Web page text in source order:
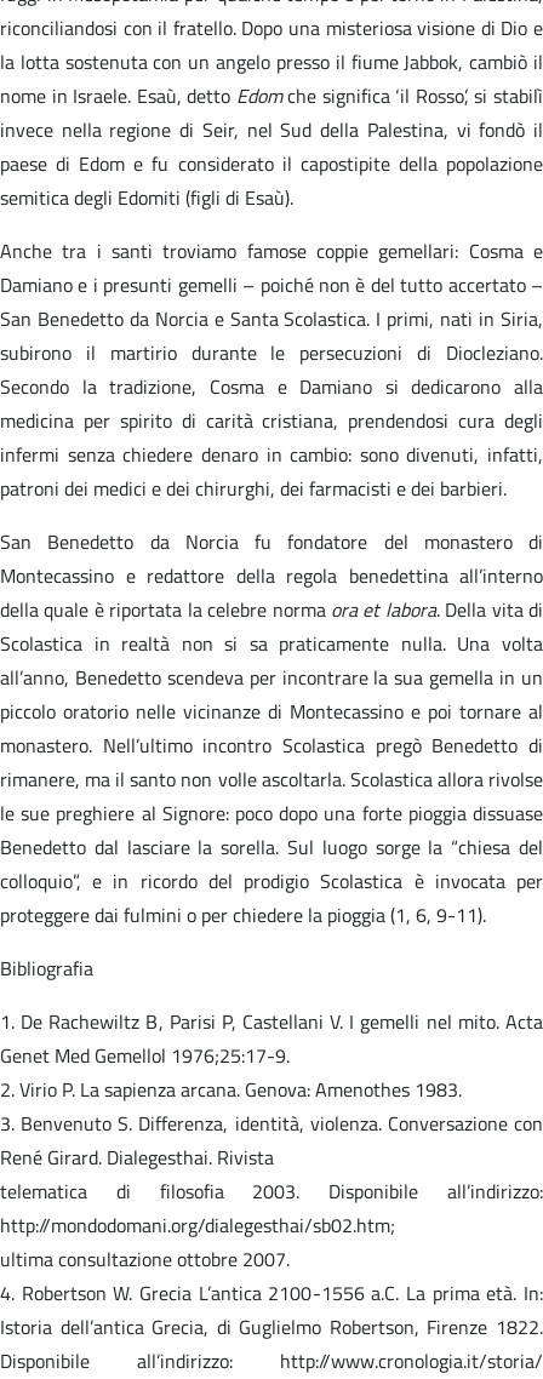
riconciliandosi con il fratello. Dopo una misteriosa visione di Dio e
la lotta sostenuta con un angelo presso il fiume Jabbok, cambiò il
nome in Israele. Esaù, detto Edomche significa ‘il Rosso’, si stabilì
invece nella regione di Seir, nel Sud della Palestina, vi fondò il
paese di Edom e fu considerato il capostipite della popolazione
semitica degli Edomiti (figli di Esaù).
Anche tra i santi troviamo famose coppie gemellari: Cosma e
Damiano e i presunti gemelli – poiché non è del tutto accertato –
San Benedetto da Norcia e Santa Scolastica. I primi, nati in Siria,
subirono il martirio durante le persecuzioni di Diocleziano.
Secondo la tradizione, Cosma e Damiano si dedicarono alla
medicina per spirito di carità cristiana, prendendosi cura degli
infermi senza chiedere denaro in cambio: sono divenuti, infatti,
patroni dei medici e dei chirurghi, dei farmacisti e dei barbieri.
San Benedetto da Norcia fu fondatore del monastero di
Montecassino e redattore della regola benedettina all’interno
della quale è riportata la celebre norma ora et labora. Della vita di
Scolastica in realtà non si sa praticamente nulla. Una volta
all’anno, Benedetto scendeva per incontrare la sua gemella in un
piccolo oratorio nelle vicinanze di Montecassino e poi tornare al
monastero. Nell’ultimo incontro Scolastica pregò Benedetto di
rimanere, ma il santo non volle ascoltarla. Scolastica allora rivolse
le sue preghiere al Signore: poco dopo una forte pioggia dissuase
Benedetto dal lasciare la sorella. Sul luogo sorge la “chiesa del
colloquio”, e in ricordo del prodigio Scolastica è invocata per
proteggere dai fulmini o per chiedere la pioggia (1, 6, 9-11).
Bibliografia
1. De Rachewiltz B, Parisi P, Castellani V. I gemelli nel mito. Acta
Genet Med Gemellol 1976;25:17-9.
2. Virio P. La sapienza arcana. Genova: Amenothes 1983.
3. Benvenuto S. Differenza, identità, violenza. Conversazione con
René Girard. Dialegesthai. Rivista
telematica di filosofia 2003. Disponibile all’indirizzo:
http://mondodomani.org/dialegesthai/sb02.htm;
ultima consultazione ottobre 2007.
4. Robertson W. Grecia L’antica 2100-1556 a.C. La prima età. In:
Istoria dell’antica Grecia, di Guglielmo Robertson, Firenze 1822.
Disponibile all’indirizzo: http://www.cronologia.it/storia/